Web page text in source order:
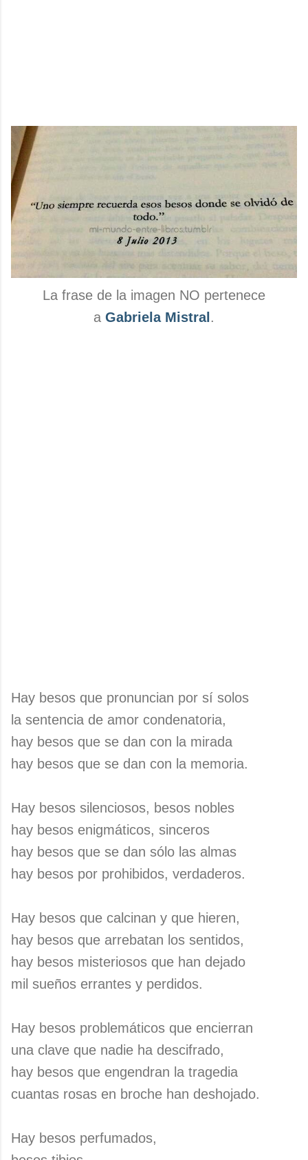
La frase de la imagen NO pertenece
a Gabriela Mistral .
Hay besos que pronuncian por sí solos
la sentencia de amor condenatoria,
hay besos que se dan con la mirada
hay besos que se dan con la memoria.
Hay besos silenciosos, besos nobles
hay besos enigmáticos, sinceros
hay besos que se dan sólo las almas
hay besos por prohibidos, verdaderos.
Hay besos que calcinan y que hieren,
hay besos que arrebatan los sentidos,
hay besos misteriosos que han dejado
mil sueños errantes y perdidos.
Hay besos problemáticos que encierran
una clave que nadie ha descifrado,
hay besos que engendran la tragedia
cuantas rosas en broche han deshojado.
Hay besos perfumados,